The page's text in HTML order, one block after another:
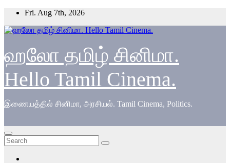
Skip
content
Fri. Aug 7th, 2026
ஹலோ தமிழ் சினிமா.
Hello Tamil Cinema.
இணையத்தில் சினிமா, அரசியல். Tamil Cinema, Politics.